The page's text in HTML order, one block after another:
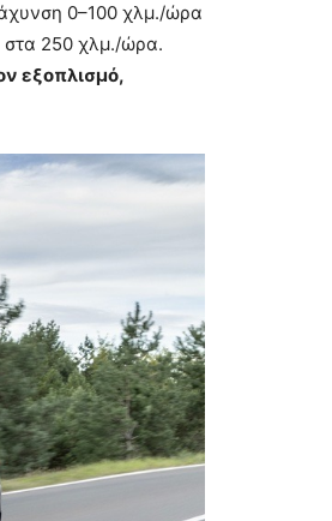
0–100 χλμ./ώρα
στα 250 χλμ./ώρα.
εξοπλισμό,